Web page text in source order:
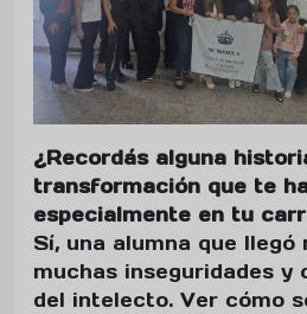
¿Recordás alguna
transformación que te
especialmente en tu
Sí, una alumna que llegó
muchas inseguridades y
del intelecto. Ver cómo